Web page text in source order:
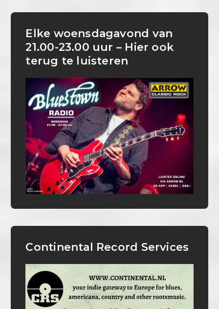
Elke woensdagavond van
21.00-23.00 uur – Hier ook
terug te luisteren
Continental Record Services